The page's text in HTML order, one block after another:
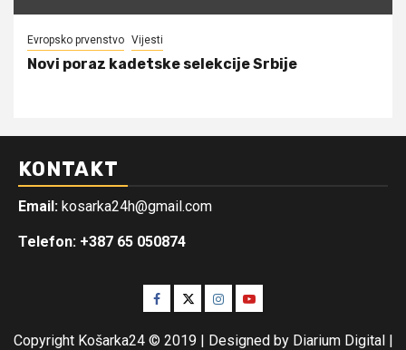
Evropsko prvenstvo Vijesti
Novi poraz kadetske selekcije Srbije
KONTAKT
Email: kosarka24h@gmail.com
Telefon: +387 65 050874
Facebook
TwitterInstagram
Youtube
Copyright Košarka24 © 2019 | Designed by Diarium Digital |